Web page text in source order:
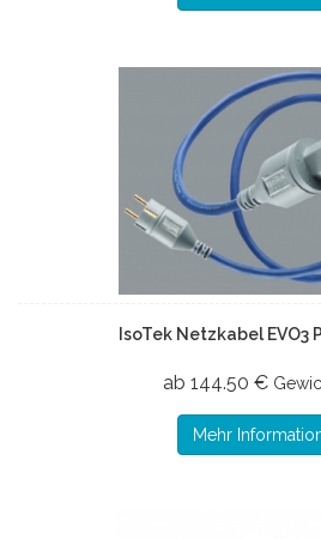
IsoTek Netzkabel EVO3
ab 144.50 €
Mehr